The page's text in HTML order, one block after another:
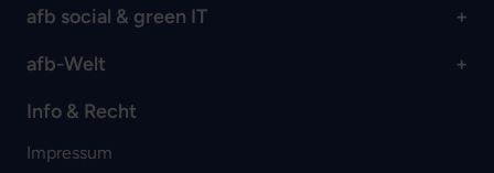
afb social & green IT
afb-Welt
Info & Recht
Impressum